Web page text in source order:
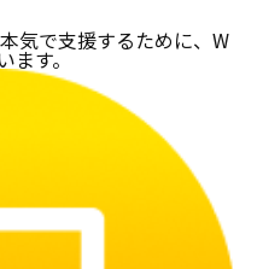
気で支援するために、W
ます。